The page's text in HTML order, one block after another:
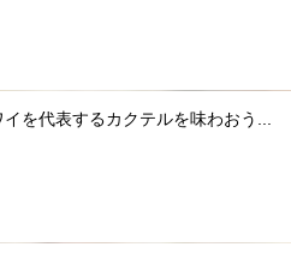
イを代表するカクテルを味わおう...